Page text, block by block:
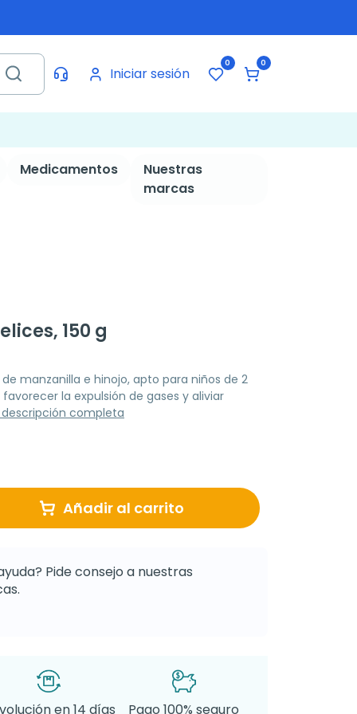
Iniciar sesión
0 0
Medicamentos
Nuestras
marcas
150 g
manzanilla e hinojo, apto para niños de 2
la expulsión de gases y aliviar
descripción completa
Añadir al carrito
Pide consejo a nuestras
en 14 días
Pago 100% seguro